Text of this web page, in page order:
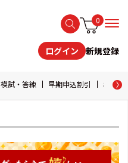
0
ログイン 新規登録
模試・答練 早期申込割引 おため